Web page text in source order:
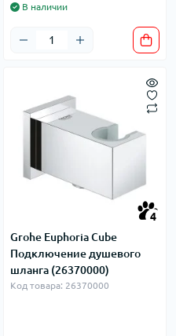
В наличии
4
Grohe Euphoria Cube
Подключение душевого
шланга (26370000)
Код товара: 26370000